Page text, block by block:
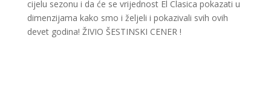
cijelu sezonu i da će se vrijednost El Clasica pokazati u
dimenzijama kako smo i željeli i pokazivali svih ovih
devet godina! ŽIVIO ŠESTINSKI CENER !